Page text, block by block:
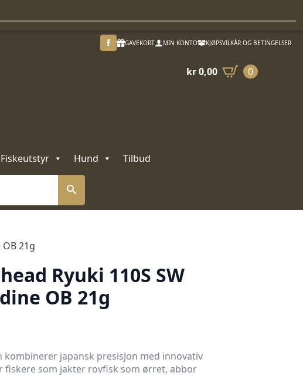
GAVEKORT MIN KONTO KJØPSVILKÅR OG BETINGELSER
kr0,00 0
Fiskeutstyr Hund
Tilbud
21g
Ryuki 110S SW
OB 21g
kombinerer japansk presisjon med innovativ
fiskere som jakter rovfisk som ørret, abbor